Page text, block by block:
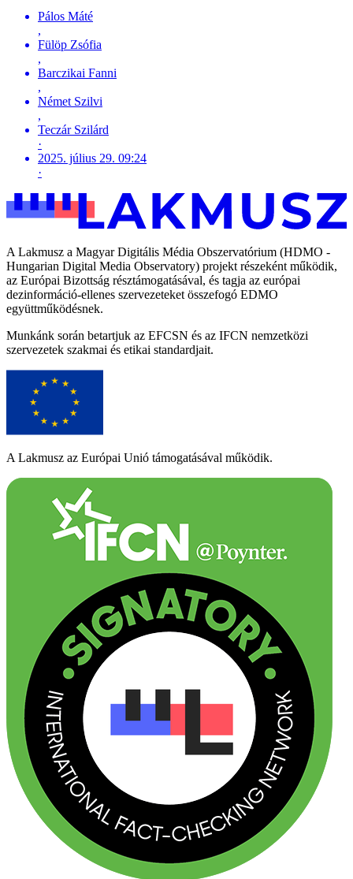
Pálos Máté
,
Fülöp Zsófia
,
Barczikai Fanni
,
Német Szilvi
,
Teczár Szilárd
·
2025. július 29. 09:24
·
A Lakmusz a Magyar Digitális Média Obszervatórium (HDMO -
Hungarian Digital Media Observatory) projekt részeként működik,
az Európai Bizottság résztámogatásával, és tagja az európai
dezinformáció-ellenes szervezeteket összefogó EDMO
együttműködésnek.
Munkánk során betartjuk az EFCSN és az IFCN nemzetközi
szervezetek szakmai és etikai standardjait.
A Lakmusz az Európai Unió támogatásával működik.